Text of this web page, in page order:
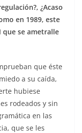
¿Acaso
en 1989, este
que se ametralle
que éste
a su caída,
hubiese
rodeados y sin
en las
que se les